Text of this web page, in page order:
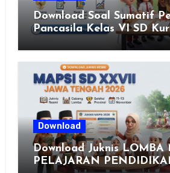
Download Soal Sumatif
Pancasila Kelas VI SD
Merdeka, Solusi Praktis
Download
Download Juknis LOMBA
PELAJARAN